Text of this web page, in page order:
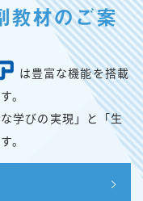
教材のご案
は豊富な機能を搭載
。
学びの実現」と「生
。